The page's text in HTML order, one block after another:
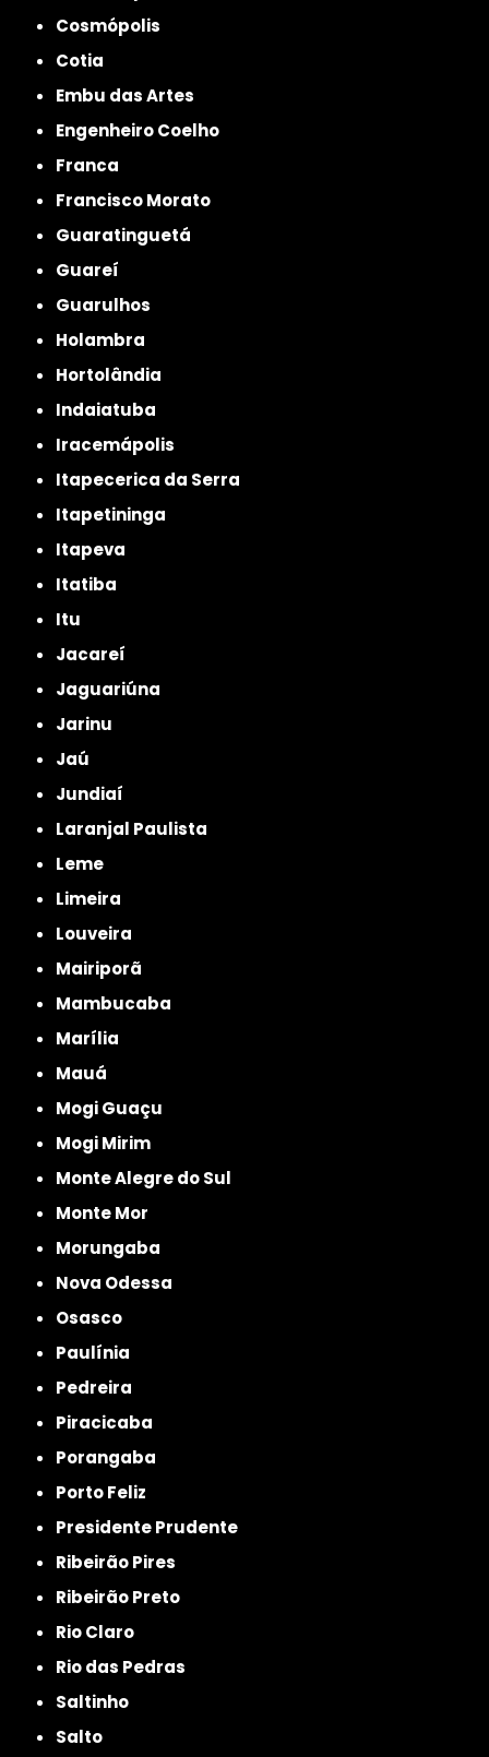
Cosmópolis
Cotia
Embu das Artes
Engenheiro Coelho
Franca
Francisco Morato
Guaratinguetá
Guareí
Guarulhos
Holambra
Hortolândia
Indaiatuba
Iracemápolis
Itapecerica da Serra
Itapetininga
Itapeva
Itatiba
Itu
Jacareí
Jaguariúna
Jarinu
Jaú
Jundiaí
Laranjal Paulista
Leme
Limeira
Louveira
Mairiporã
Mambucaba
Marília
Mauá
Mogi Guaçu
Mogi Mirim
Monte Alegre do Sul
Monte Mor
Morungaba
Nova Odessa
Osasco
Paulínia
Pedreira
Piracicaba
Porangaba
Porto Feliz
Presidente Prudente
Ribeirão Pires
Ribeirão Preto
Rio Claro
Rio das Pedras
Saltinho
Salto